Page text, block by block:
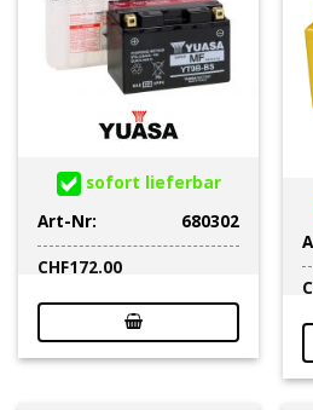
sofort lieferbar
Art-Nr:
680302
CHF172.00